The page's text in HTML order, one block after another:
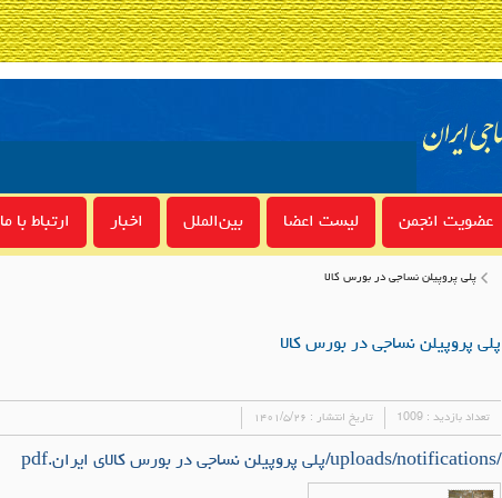
عضویت انجمن لیست اعضا بین‌الملل اخبار ارتباط با ما
پلی پروپیلن نساجی در بورس کالا
پلی پروپیلن نساجی در بورس کالا
تعداد بازدید : 1009 تاریخ انتشار : ۱۴۰۱/۵/۲۶
/uploads/notifications/پلی پروپیلن نساجی در بورس کالای ایران.pdf